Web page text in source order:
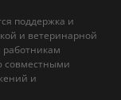
поддержка и
и ветеринарной
совместными
и